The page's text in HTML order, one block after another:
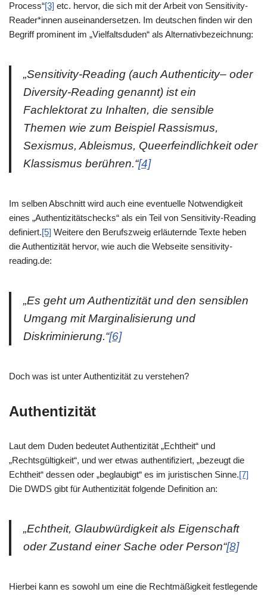
Process“[3] etc. hervor, die sich mit der Arbeit von Sensitivity-
Reader*innen auseinandersetzen. Im deutschen finden wir den
Begriff prominent im „Vielfaltsduden“ als Alternativbezeichnung:
„Sensitivity-Reading (auch Authenticity– oder
Diversity-Reading genannt) ist ein
Fachlektorat zu Inhalten, die sensible
Themen wie zum Beispiel Rassismus,
Sexismus, Ableismus, Queerfeindlichkeit oder
Klassismus berühren.“[4]
Im selben Abschnitt wird auch eine eventuelle Notwendigkeit
eines „Authentizitätschecks“ als ein Teil von Sensitivity-Reading
definiert.[5] Weitere den Berufszweig erläuternde Texte heben
die Authentizität hervor, wie auch die Webseite sensitivity-
reading.de:
„Es geht um Authentizität und den sensiblen
Umgang mit Marginalisierung und
Diskriminierung.“[6]
Doch was ist unter Authentizität zu verstehen?
Authentizität
Laut dem Duden bedeutet Authentizität „Echtheit“ und
„Rechtsgültigkeit“, und wer etwas authentifiziert, „bezeugt die
Echtheit“ dessen oder „beglaubigt“ es im juristischen Sinne.[7]
Die DWDS gibt für Authentizität folgende Definition an:
„Echtheit, Glaubwürdigkeit als Eigenschaft
oder Zustand einer Sache oder Person“[8]
Hierbei kann es sowohl um eine die Rechtmäßigkeit festlegende